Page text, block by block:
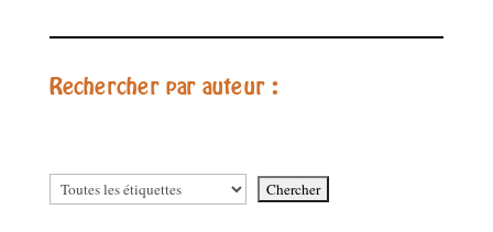
Rechercher par auteur :